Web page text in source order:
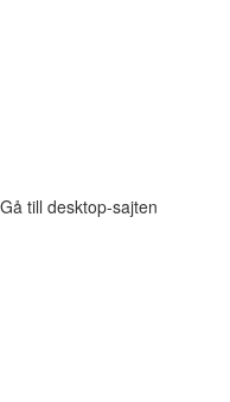
Gå till desktop-sajten